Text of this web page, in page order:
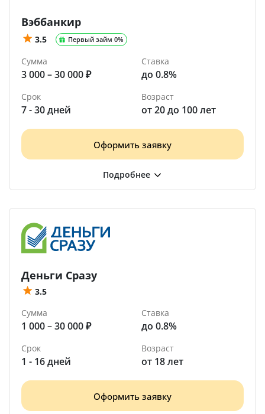
Вэббанкир
3.5 Первый займ 0%
Сумма
3 000 – 30 000 ₽
Ставка
до 0.8%
Срок
7 - 30 дней
Возраст
от 20 до 100 лет
Оформить заявку
Деньги Сразу
3.5
Сумма
1 000 – 30 000 ₽
Ставка
до 0.8%
Срок
1 - 16 дней
Возраст
от 18 лет
Оформить заявку